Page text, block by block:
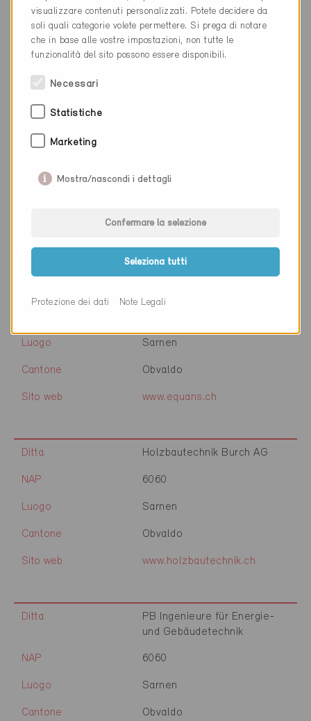
Luogo Sargans
Cantone
Sito web www.pirminjung.ch/
Ditta
Luogo
www.werkunion.ch
Luogo Sarnen
Cantone Obvaldo
Sito web www.equans.ch
Ditta Holzbautechnik Burch AG
NAP 6060
Luogo Sarnen
Cantone Obvaldo
Sito web www.holzbautechnik.ch
Ditta
PB Ingenieure für Energie-
und Gebäudetechnik
NAP 6060
Luogo Sarnen
Cantone Obvaldo
visualizzare contenuti personalizzati. Potete decidere da
soli quali categorie volete permettere. Si prega di notare
che in base alle vostre impostazioni, non tutte le
funzionalità del sito possono essere disponibili.
Necessari
Statistiche
Marketing
Mostra/nascondi i dettagli
Confermare la selezione
Seleziona tutti
Protezione dei dati Note Legali